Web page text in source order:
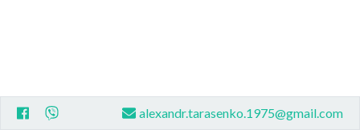
alexandr.tarasenko.1975@gmail.com